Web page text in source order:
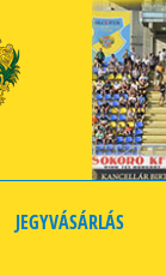
JEGYVÁSÁRLÁS